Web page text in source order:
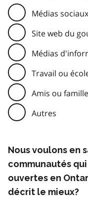
Médias
Site web du
Médias
Travail ou
Amis ou famille
Autres
Nous voulons en
communautés
ouvertes en
décrit le mieux?